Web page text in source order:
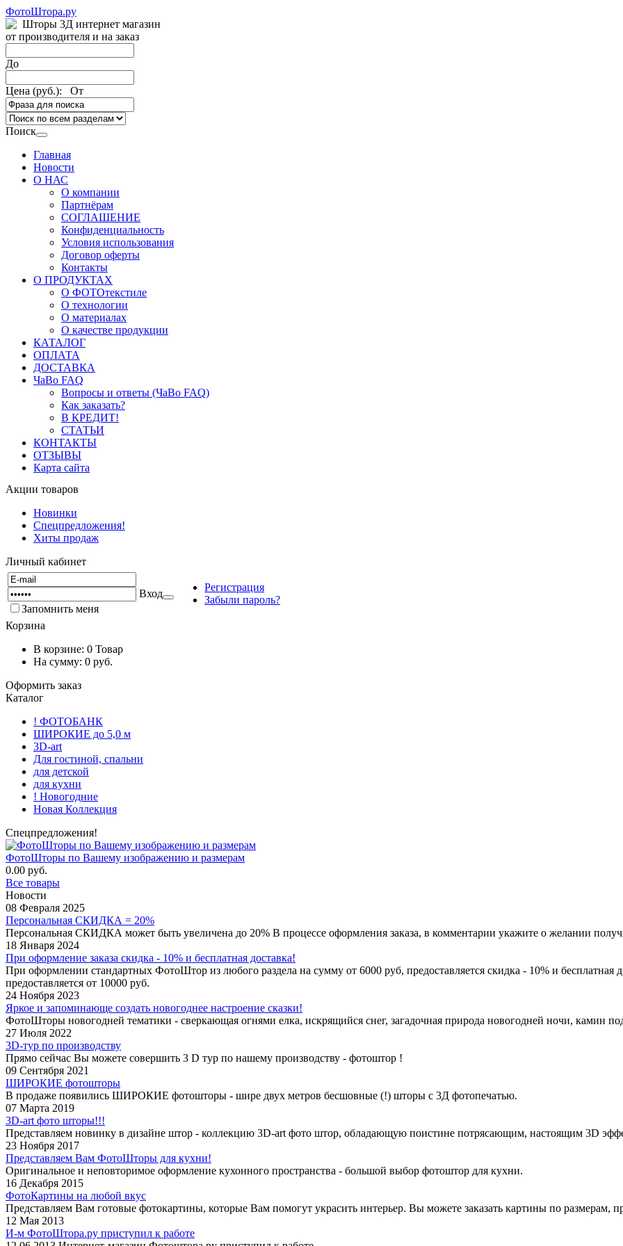
ФотоШтора.ру
Шторы 3Д интернет магазин
от производителя и на заказ
До
Цена (руб.): От
Поиск
Главная
Новости
О НАС
О компании
Партнёрам
СОГЛАШЕНИЕ
Конфиденциальность
Условия использования
Договор оферты
Контакты
О ПРОДУКТАХ
О ФОТОтекстиле
О технологии
О материалах
О качестве продукции
КАТАЛОГ
ОПЛАТА
ДОСТАВКА
ЧаВо FAQ
Вопросы и ответы (ЧаВо FAQ)
Как заказать?
В КРЕДИТ!
СТАТЬИ
КОНТАКТЫ
ОТЗЫВЫ
Карта сайта
Акции товаров
Новинки
Спецпредложения!
Хиты продаж
Личный кабинет
Запомнить меня
Вход
Регистрация
Забыли пароль?
Корзина
В корзине: 0 Товар
На сумму: 0 руб.
Оформить заказ
Каталог
! ФОТОБАНК
ШИРОКИЕ до 5,0 м
3D-art
Для гостиной, спальни
для детской
для кухни
! Новогодние
Новая Коллекция
Спецпредложения!
ФотоШторы по Вашему изображению и размерам
0.00 руб.
Все товары
Новости
08 Февраля 2025
Персональная СКИДКА = 20%
Персональная СКИДКА может быть увеличена до 20% В процессе оформления заказа, в комментарии укажите о желании
18 Января 2024
При оформление заказа скидка - 10% и бесплатная доставка!
При оформлении стандартных ФотоШтор из любого раздела на сумму от 6000 руб, предоставляется скидка - 10% и
предоставляется от 10000 руб.
24 Ноября 2023
Яркое и запоминающе создать новогоднее настроение сказки!
ФотоШторы новогодней тематики - сверкающая огнями елка, искрящийся снег, загадочная природа новогодней ночи, камин
27 Июля 2022
3D-тур по производству
Прямо сейчас Вы можете совершить 3 D тур по нашему производству - фотоштор !
09 Сентября 2021
ШИРОКИЕ фотошторы
В продаже появились ШИРОКИЕ фотошторы - шире двух метров бесшовные (!) шторы с 3Д фотопечатью.
07 Марта 2019
3D-art фото шторы!!!
Представляем новинку в дизайне штор - коллекцию 3D-art фото штор, обладающую поистине потрясающим, настоящим 3D
23 Ноября 2017
Представляем Вам ФотоШторы для кухни!
Оригинальное и неповторимое оформление кухонного пространства - большой выбор фотоштор для кухни.
16 Декабря 2015
ФотоКартины на любой вкус
Представляем Вам готовые фотокартины, которые Вам помогут украсить интерьер. Вы можете заказать картины по размерам,
12 Мая 2013
И-м ФотоШтора.ру приступил к работе